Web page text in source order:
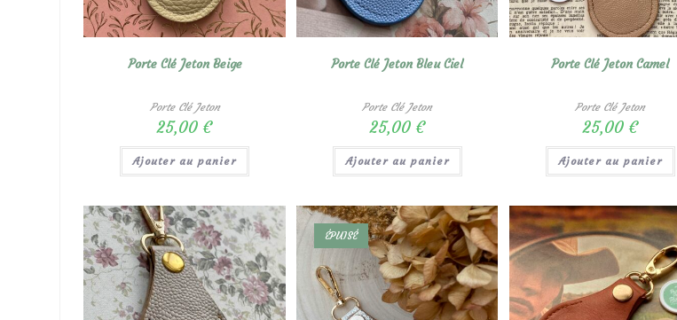
Porte Clé Jeton Beige
Porte Clé Jeton
25,00€
Ajouter au panier
Porte Clé Jeton Bleu Ciel
Porte Clé Jeton
25,00 €
Ajouter au panier
Porte Clé Jeton Camel
Porte Clé Jeton
25,00 €
Ajouter au panier
ÉPUISÉ